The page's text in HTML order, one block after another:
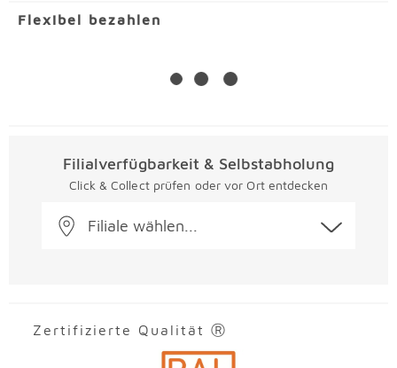
Flexibel bezahlen
Filialverfügbarkeit & Selbstabholung
Click & Collect prüfen oder vor Ort entdecken
Filiale wählen...
Zertifizierte Qualität Ⓡ